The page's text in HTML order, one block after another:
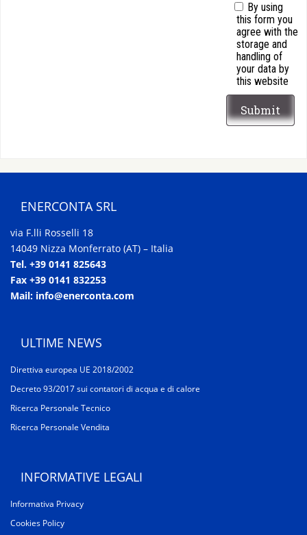
By using
this form you
agree with the
storage and
handling of
your data by
this website
ENERCONTA SRL
via F.lli Rosselli 18
14049 Nizza Monferrato (AT) – Italia
Tel. +39 0141 825643
Fax +39 0141 832253
Mail: info@enerconta.com
ULTIME NEWS
Direttiva europea UE 2018/2002
Decreto 93/2017 sui contatori di acqua e di calore
Ricerca Personale Tecnico
Ricerca Personale Vendita
INFORMATIVE LEGALI
Informativa Privacy
Cookies Policy